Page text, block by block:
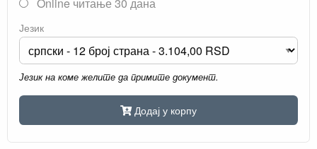
Online читање 30 дана
Језик
Језик на коме желите да примите документ.
Додај у корпу